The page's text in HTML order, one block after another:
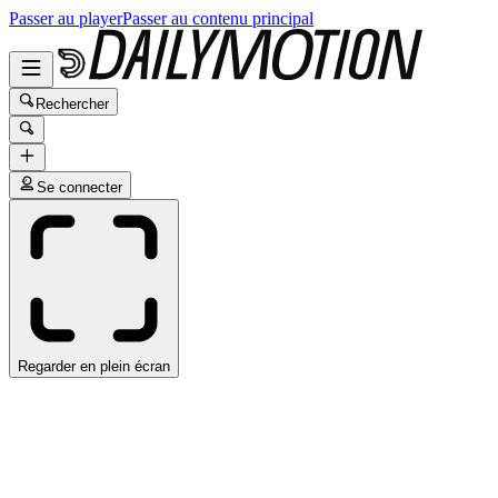
Passer au playerPasser au contenu principal
Rechercher
Se connecter
Regarder en plein écran